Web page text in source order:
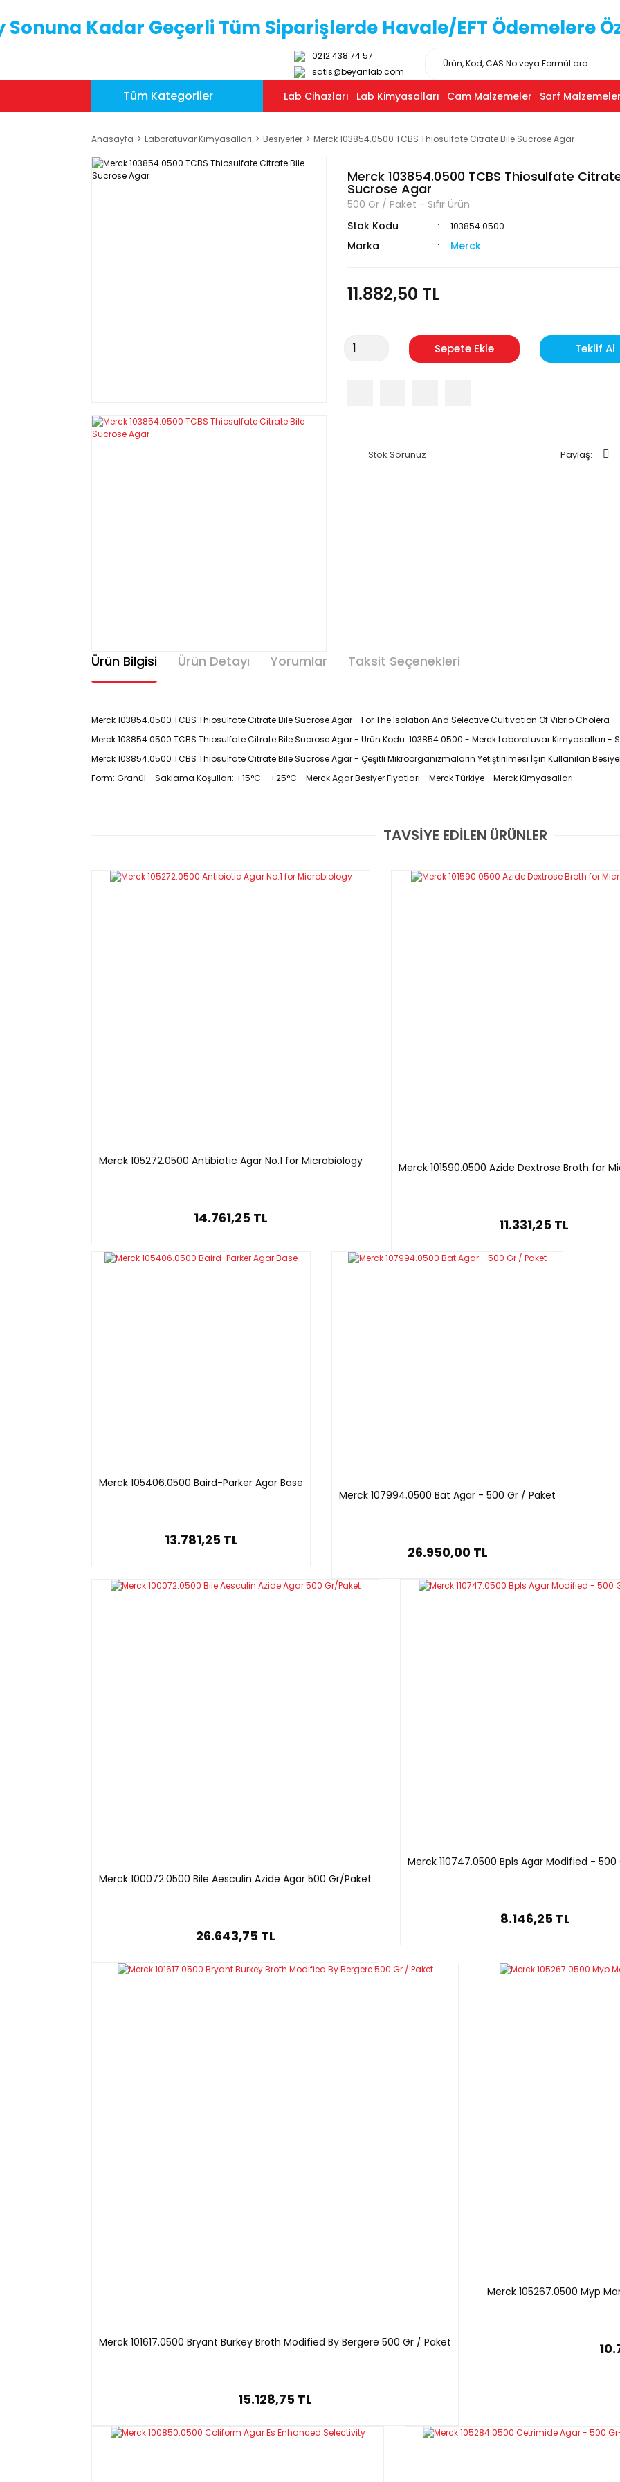
Sonuna Kadar Geçerli Tüm Siparişlerde Havale/EFT Ödemelere
0212 438 74 57
satis@beyanlab.com
Tüm Kategoriler Lab Cihazları Lab Kimyasalları Cam Malzemeler Sarf
Anasayfa Laboratuvar Kimyasalları Besiyerler Merck 103854.0500 TCBS Thiosulfate Citrate Bile Sucrose Agar
Merck 103854.0500 TCBS Thiosulfate
Sucrose Agar
500 Gr / Paket - Sıfır Ürün
Stok Kodu
103854.0500
Marka Merck
11.882,50 TL
Sepete Ekle Teklif Al
Stok Sorunuz Paylaş:
Ürün Bilgisi Ürün Detayı Yorumlar Taksit Seçenekleri
Merck 103854.0500 TCBS Thiosulfate Citrate Bile Sucrose Agar - For The İsolation And Selective Cultivation Of Vibrio Cholera
Merck 103854.0500 TCBS Thiosulfate Citrate Bile Sucrose Agar - Ürün Kodu: 103854.0500 - Merck Laboratuvar Kimyasalları -
Merck 103854.0500 TCBS Thiosulfate Citrate Bile Sucrose Agar - Çeşitli Mikroorganizmaların Yetiştirilmesi İçin Kullanılan
Form: Granül - Saklama Koşulları: +15°C - +25°C - Merck Agar Besiyer Fiyatları - Merck Türkiye - Merck Kimyasalları
Bu ürüne ilk yorumu siz yapın!
Yorum Yaz
TAVSİYE EDİLEN ÜRÜNLER
Merck 105272.0500 Antibiotic Agar No.1 for Microbiology
14.761,25 TL
Merck 101590.0500 Azide Dextrose Broth for
11.331,25 TL
Merck 105406.0500 Baird-Parker Agar Base
13.781,25 TL
Merck 107994.0500 Bat Agar - 500 Gr / Paket
26.950,00 TL
Merck 100072.0500 Bile Aesculin Azide Agar 500 Gr/Paket
26.643,75 TL
Merck 110747.0500 Bpls Agar Modified -
8.146,25 TL
Merck 101617.0500 Bryant Burkey Broth Modified By Bergere 500 Gr / Paket
15.128,75 TL
Merck 105267.0500 Myp